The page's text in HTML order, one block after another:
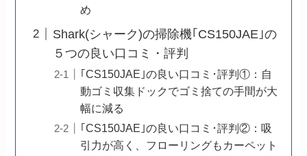
め
Shark(シャーク)の掃除機｢CS150JAE｣の
５つの良い口コミ・評判
｢CS150JAE｣の良い口コミ･評判①：自
動ゴミ収集ドックでゴミ捨ての手間が大
幅に減る
｢CS150JAE｣の良い口コミ･評判②：吸
引力が高く、フローリングもカーペット